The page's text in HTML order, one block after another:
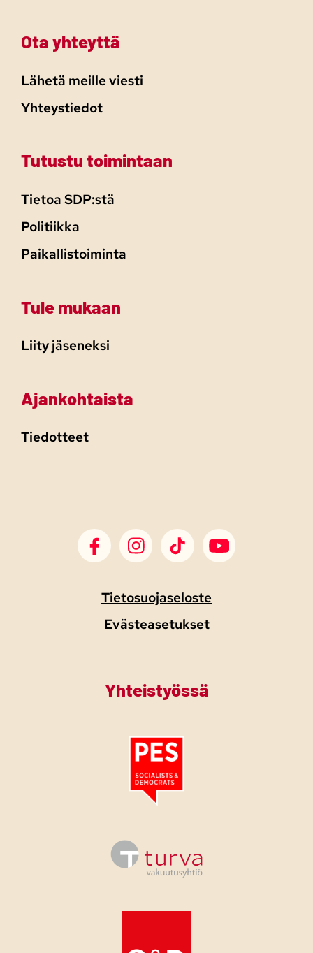
Ota yhteyttä
Lähetä meille viesti
Yhteystiedot
Tutustu toimintaan
Tietoa SDP:stä
Politiikka
Paikallistoiminta
Tule mukaan
Liity jäseneksi
Ajankohtaista
Tiedotteet
SDP Facebook
SDP Instagram
SDP TikTokSDP Youtube
Tietosuojaseloste
Evästeasetukset
Yhteistyössä
Tutustu PES:n periaatejulistukseen